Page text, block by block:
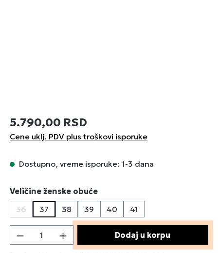
5.790,00 RSD
Cene uklj. PDV plus troškovi isporuke
Dostupno, vreme isporuke: 1-3 dana
Izaberi
Veličine ženske obuće
36
(Ova opcija trenutno nije dostupna.)
37 38 39 40 41
Količina proizvoda: Unesite željenu
Dodaj u korpu